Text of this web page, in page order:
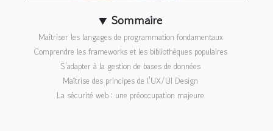
Sommaire
Maîtriser les langages de programmation fondamentaux
Comprendre les frameworks et les bibliothèques populaires
S'adapter à la gestion de bases de données
Maîtrise des principes de l'UX/UI Design
La sécurité web : une préoccupation majeure